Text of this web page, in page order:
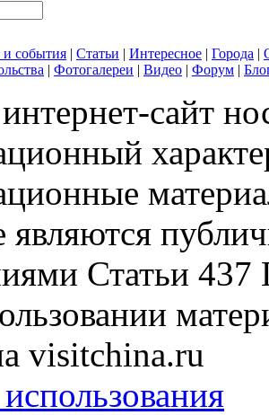
события | Статьи | Интересное | Города |
| Фотогалереи | Видео | Форум |
сайт
являются
Статьи 437
visitchina.ru